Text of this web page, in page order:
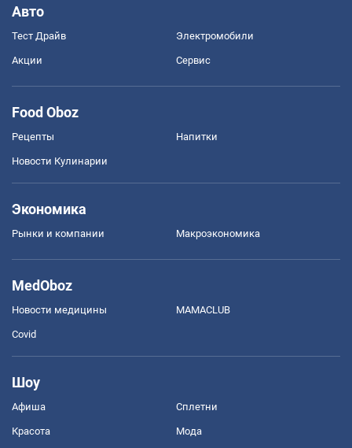
Авто
Тест Драйв Электромобили
Акции Сервис
Food Oboz
Рецепты Напитки
Новости Кулинарии
Экономика
Рынки и компании Mакроэкономика
MedOboz
Новости медицины MAMACLUB
Covid
Шоу
Афиша Сплетни
Красота Мода